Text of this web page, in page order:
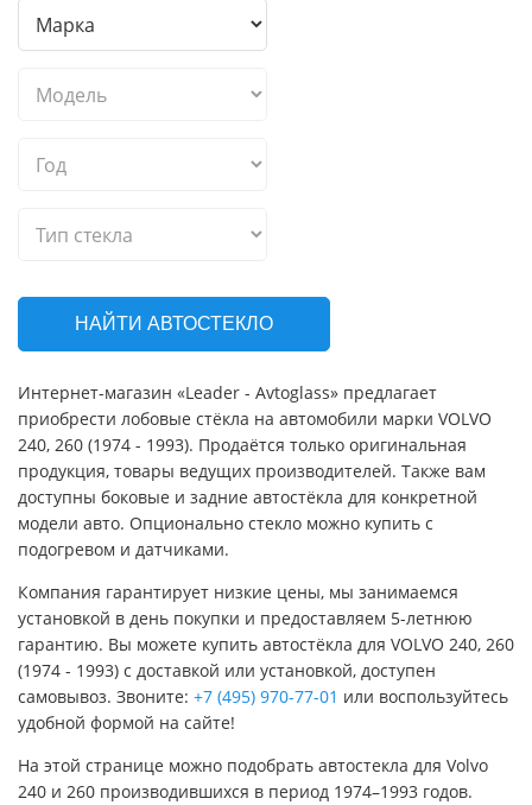
НАЙТИ АВТОСТЕКЛО
Интернет-магазин «Leader - Avtoglass» предлагает
приобрести лобовые стёкла на автомобили марки VOLVO
240, 260 (1974 - 1993). Продаётся только оригинальная
продукция, товары ведущих производителей. Также вам
доступны боковые и задние автостёкла для конкретной
модели авто. Опционально стекло можно купить с
подогревом и датчиками.
Компания гарантирует низкие цены, мы занимаемся
установкой в день покупки и предоставляем 5-летнюю
гарантию. Вы можете купить автостёкла для VOLVO 240, 260
(1974 - 1993) с доставкой или установкой, доступен
самовывоз. Звоните: +7 (495) 970-77-01 или воспользуйтесь
удобной формой на сайте!
На этой странице можно подобрать автостекла для Volvo
240 и 260 производившихся в период 1974–1993 годов.